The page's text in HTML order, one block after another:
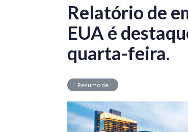
Relatório de
EUA é
quarta-feira.
Resumo de